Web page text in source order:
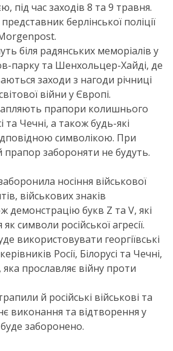
під час заходів 8 та 9 травня.
берлінської поліції
біля радянських меморіалів у
парку та Шенхольцер-Хайді, де
заходи з нагоди річниці
війни у ​​Європі.
прапори колишнього
та Чечні, а також будь-які
символікою. При
прапор забороняти не будуть.
носіння військової
військових знаків
демонстрацію букв Z та V, які
символи російської агресії.
використовувати георгіївські
Росії, Білорусі та Чечні,
прославляє війну проти
й російські військові та
виконання та відтворення у
заборонено.